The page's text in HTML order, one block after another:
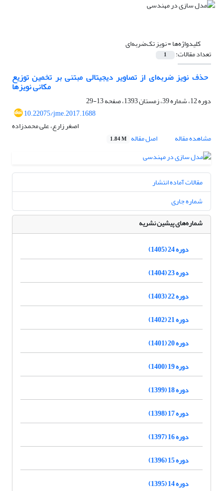
کلیدواژه‌ها =نویز تک‌ضربه‌ای
تعداد مقالات: 1
‏ حذف نویز ضربه‌ای از تصاویر دیجیتالی مبتنی بر تخمین توزیع
مکانی نویزها
دوره 12، شماره 39، زمستان 1393، صفحه
13-29
10.22075/jme.2017.1688
اصغر زارع، علی محمدزاده
مشاهده مقاله
اصل مقاله 1.84 M
مقالات آماده انتشار
شماره جاری
شماره‌های پیشین نشریه
دوره 24 (1405)
دوره 23 (1404)
دوره 22 (1403)
دوره 21 (1402)
دوره 20 (1401)
دوره 19 (1400)
دوره 18 (1399)
دوره 17 (1398)
دوره 16 (1397)
دوره 15 (1396)
دوره 14 (1395)